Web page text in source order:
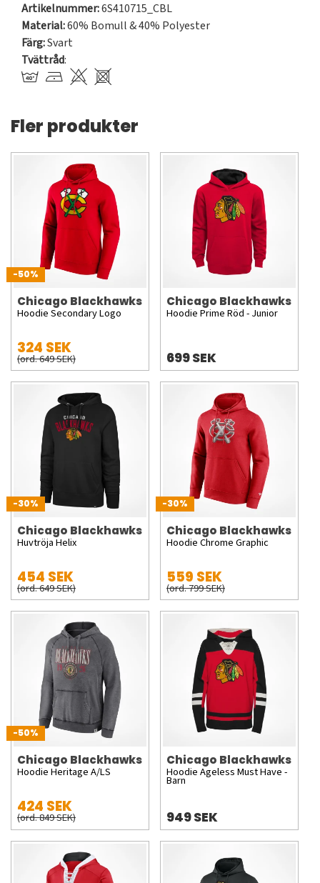
Artikelnummer:6S410715_CBL
Material:60% Bomull & 40% Polyester
Färg:Svart
Tvättråd:
Fler produkter
-50%
Chicago Blackhawks
Hoodie Secondary Logo
324 SEK
(ord. 649 SEK)
Chicago Blackhawks
Hoodie Prime Röd - Junior
699 SEK
-30%
Chicago Blackhawks
Huvtröja Helix
454 SEK
(ord. 649 SEK)
-30%
Chicago Blackhawks
Hoodie Chrome Graphic
559 SEK
(ord. 799 SEK)
-50%
Chicago Blackhawks
Hoodie Heritage A/LS
424 SEK
(ord. 849 SEK)
Chicago Blackhawks
Hoodie Ageless Must Have -
Barn
949 SEK